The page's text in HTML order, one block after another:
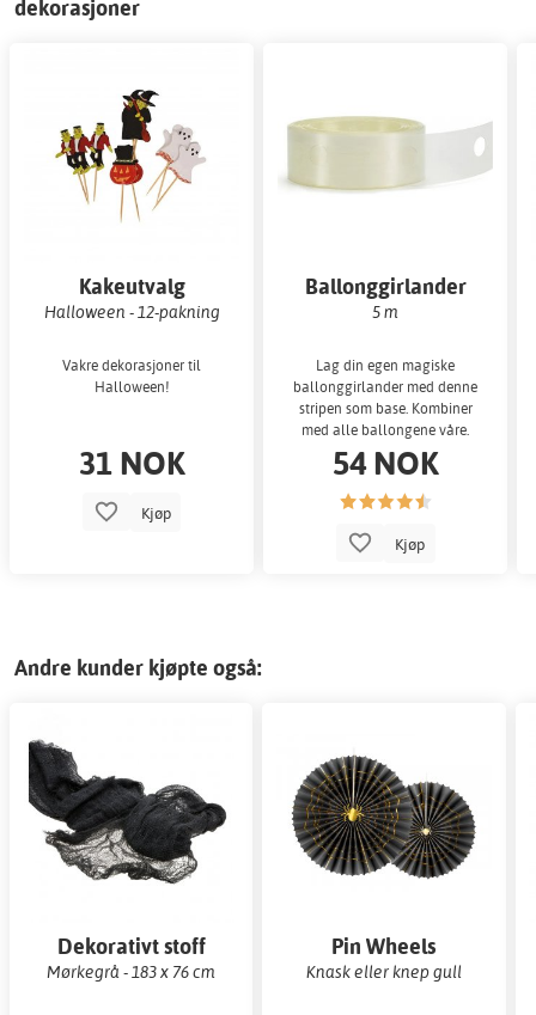
dekorasjoner
Kakeutvalg
Halloween - 12-pakning
Vakre dekorasjoner til
Halloween!
31 NOK
Kjøp
Ballonggirlander
5 m
Lag din egen magiske
ballonggirlander med denne
stripen som base. Kombiner
med alle ballongene våre.
54 NOK
Kjøp
Andre kunder kjøpte også:
Dekorativt stoff
Mørkegrå - 183 x 76 cm
Pin Wheels
Knask eller knep gull